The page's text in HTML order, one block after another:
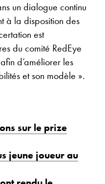
un dialogue continu
à la disposition des
est
du comité RedEye
d’améliorer les
et son modèle ».
sur le prize
jeune joueur au